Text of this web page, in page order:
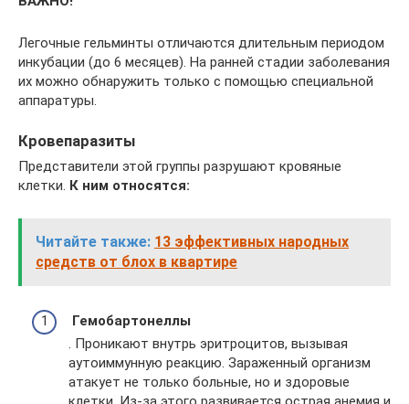
Легочные гельминты отличаются длительным периодом
инкубации (до 6 месяцев). На ранней стадии заболевания
их можно обнаружить только с помощью специальной
аппаратуры.
Кровепаразиты
Представители этой группы разрушают кровяные
клетки. К ним относятся:
Читайте также: 13 эффективных народных
средств от блох в квартире
Гемобартонеллы
. Проникают внутрь эритроцитов, вызывая
аутоиммунную реакцию. Зараженный организм
атакует не только больные, но и здоровые